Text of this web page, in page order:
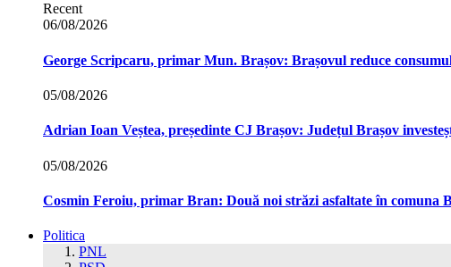
Recent
06/08/2026
George Scripcaru, primar Mun. Brașov: Brașovul reduce
05/08/2026
Adrian Ioan Veștea, președinte CJ Brașov: Județul Brașov
05/08/2026
Cosmin Feroiu, primar Bran: Două noi străzi asfaltate în comuna
Politica
PNL